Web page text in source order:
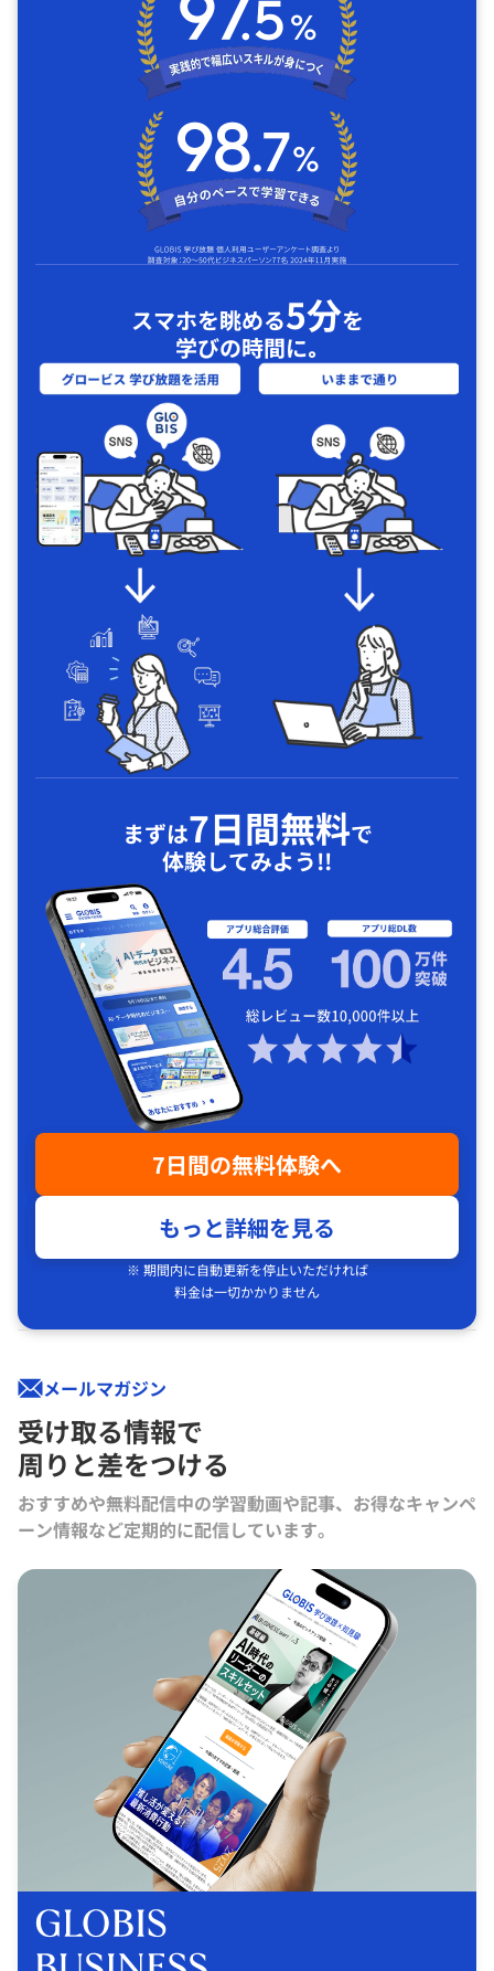
スマホを眺める5分を
学びの時間に｡
まずは7日間無料で
体験してみよう!!
7日間の無料体験へ
もっと詳細を見る
※ 期間内に自動更新を停止いただければ
料金は一切かかりません
メールマガジン
受け取る情報で
周りと差をつける
おすすめや無料配信中の学習動画や記事、お得なキャンペ
ーン情報など定期的に配信しています。